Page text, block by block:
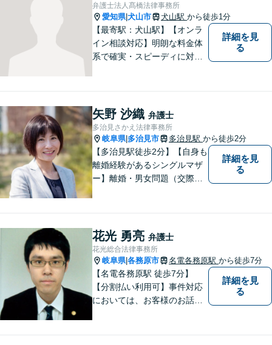
弁護士法人髙橋法律事務所
愛知県|犬山市 犬山駅 から徒歩1分
【最寄駅：犬山駅】【オンラ
イン相談対応】明朗な料金体
系で確実・スピーディに対応
に対応します。【初回相談無
料】法律トラブルでお悩みの
方は、お気軽にご相談くださ
い。
詳細を見
る
矢野 沙織 弁護士
多治見さかえ法律事務所
岐阜県| 多治見市 多治見駅 から徒歩2分
【多治見駅徒歩2分】【自身も
離婚経験があるシングルマザ
ー】離婚・男女問題（交際ト
ご提案いたします。【夫婦カ
ウンセラーの資格あり】
詳細を見
る
花光 勇亮 弁護士
花光総合法律事務所
岐阜県|各務原市 名電各務原駅 から徒歩7分
【名電各務原駅 徒歩7分】
【分割払い利用可】事件対応
においては、お客様のお話を
詳細を見
る